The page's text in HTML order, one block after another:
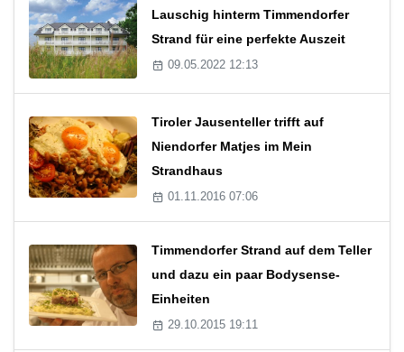
Lauschig hinterm Timmendorfer
Strand für eine perfekte Auszeit
09.05.2022 12:13
Tiroler Jausenteller trifft auf
Niendorfer Matjes im Mein
Strandhaus
01.11.2016 07:06
Timmendorfer Strand auf dem Teller
und dazu ein paar Bodysense-
Einheiten
29.10.2015 19:11